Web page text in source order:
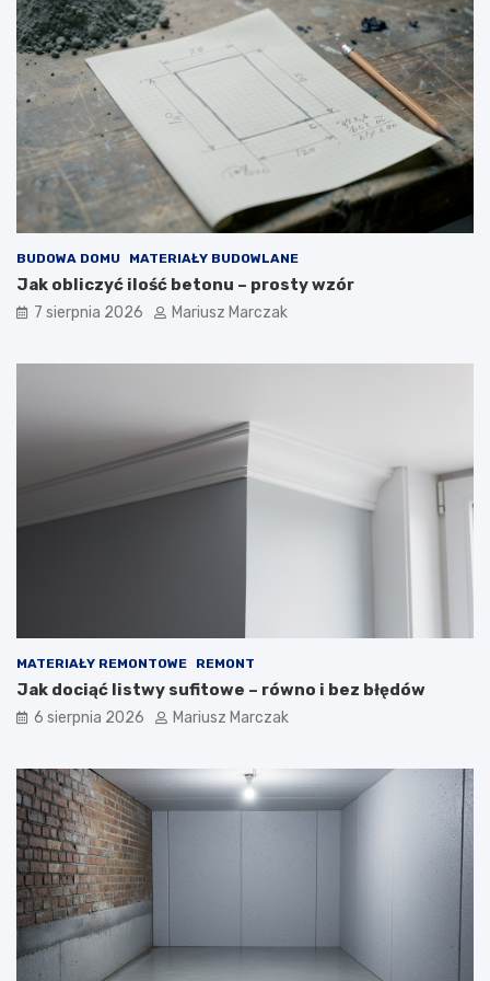
o
m
u
–
j
a
k
t
o
r
b
i
ć
y
m
–
j
a
k
d
o
t
g
p
o
d
ś
BUDOWA DOMU MATERIAŁY BUDOWLANE
Jak obliczyć ilość betonu – prosty wzór
7 sierpnia 2026 Mariusz Marczak
MATERIAŁY REMONTOWE REMONT
Jak dociąć listwy sufitowe – równo i bez błędów
6 sierpnia 2026 Mariusz Marczak